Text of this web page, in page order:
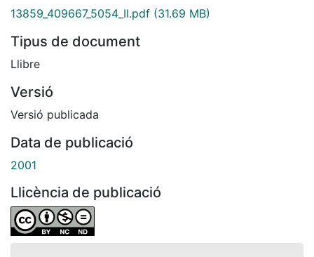
13859_409667_5054_II.pdf (31.69 MB)
Tipus de document
Llibre
Versió
Versió publicada
Data de publicació
2001
Llicència de publicació